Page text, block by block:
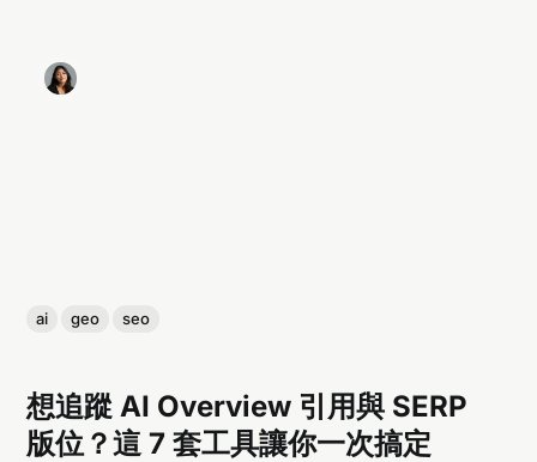
ai geo seo
想追蹤 AI Overview 引用與 SERP
版位？這 7 套工具讓你一次搞定